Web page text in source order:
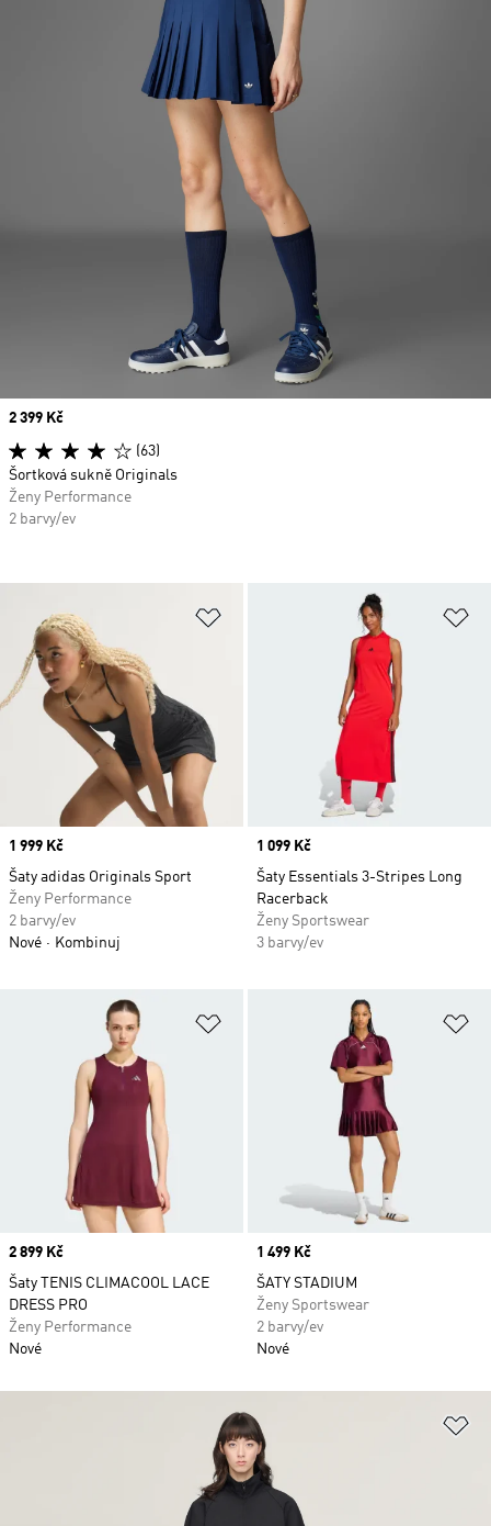
Přidat do seznamu přání
Price
1 999 Kč
Šaty adidas Originals Sport
Ženy Performance
2 barvy/ev
Nové
Kombinuj
Price
1 099 Kč
Šaty Essentials 3-Stripes Long
Racerback
Ženy Sportswear
3 barvy/ev
Přidat do seznamu přání
Price
2 899 Kč
Šaty TENIS CLIMACOOL LACE
DRESS PRO
Ženy Performance
Nové
Price
1 499 Kč
ŠATY STADIUM
Ženy Sportswear
2 barvy/ev
Nové
Price
2 399 Kč
(63)
Šortková sukně Originals
Ženy Performance
2 barvy/ev